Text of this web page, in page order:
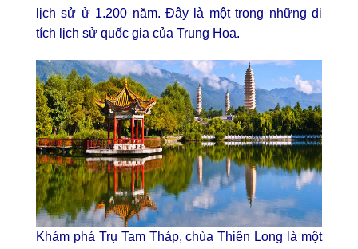
lịch sử ử 1.200 năm. Đây là một trong những di
tích lịch sử quốc gia của Trung Hoa.
Khám phá Trụ Tam Tháp, chùa Thiên Long là một